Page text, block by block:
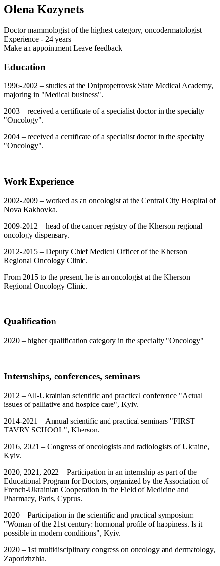
Olena Kozynets
Doctor mammologist of the highest category, oncodermatologist
Experience - 24 years
Make an appointment Leave feedback
Education
1996-2002 – studies at the Dnipropetrovsk State Medical Academy,
majoring in "Medical business".
2003 – received a certificate of a specialist doctor in the specialty
"Oncology".
2004 – received a certificate of a specialist doctor in the specialty
"Oncology".
Work Experience
2002-2009 – worked as an oncologist at the Central City Hospital of
Nova Kakhovka.
2009-2012 – head of the cancer registry of the Kherson regional
oncology dispensary.
2012-2015 – Deputy Chief Medical Officer of the Kherson
Regional Oncology Clinic.
From 2015 to the present, he is an oncologist at the Kherson
Regional Oncology Clinic.
Qualification
2020 – higher qualification category in the specialty "Oncology"
Internships, conferences, seminars
2012 – All-Ukrainian scientific and practical conference "Actual
issues of palliative and hospice care", Kyiv.
2014-2021 – Annual scientific and practical seminars "FIRST
TAVRY SCHOOL", Kherson.
2016, 2021 – Congress of oncologists and radiologists of Ukraine,
Kyiv.
2020, 2021, 2022 – Participation in an internship as part of the
Educational Program for Doctors, organized by the Association of
French-Ukrainian Cooperation in the Field of Medicine and
Pharmacy, Paris, Cyprus.
2020 – Participation in the scientific and practical symposium
"Woman of the 21st century: hormonal profile of happiness. Is it
possible in modern conditions", Kyiv.
2020 – 1st multidisciplinary congress on oncology and dermatology,
Zaporizhzhia.